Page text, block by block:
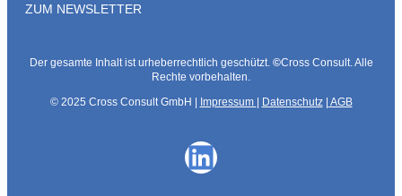
ZUM NEWSLETTER
Der gesamte Inhalt ist urheberrechtlich geschützt. ©Cross Consult. Alle
Rechte vorbehalten.
© 2025 Cross Consult GmbH |
Impressum Datenschutz| AGB
LinkedIn